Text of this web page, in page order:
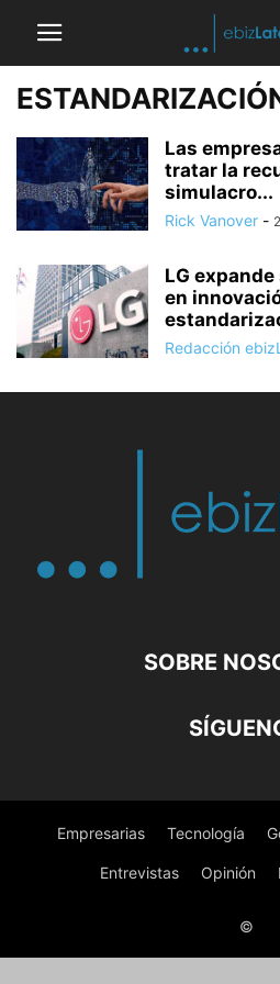
Las
tratar la
simulacro...
Rick Vanover -
LG
en
Redacción
SOBRE
Empresarias Tecnología
Entrevistas Opinión
©